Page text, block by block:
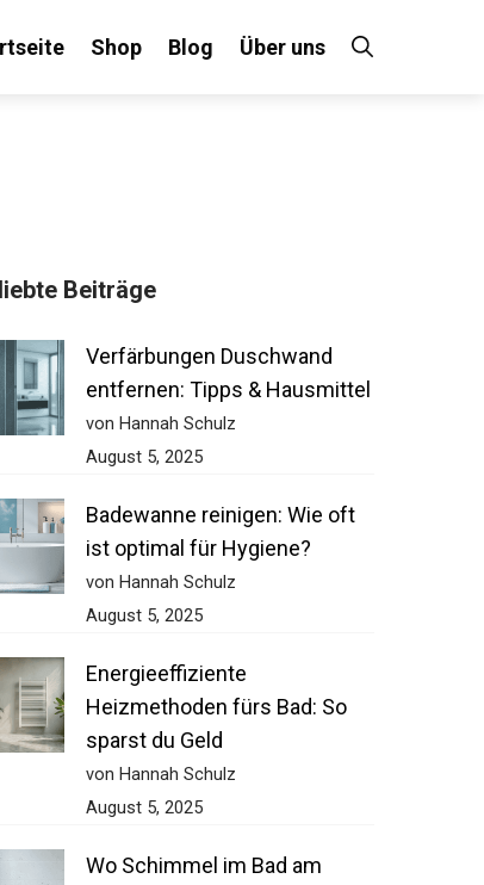
Shop Blog Über uns
Beiträge
Verfärbungen Duschwand
entfernen: Tipps & Hausmittel
von Hannah Schulz
August 5, 2025
Badewanne reinigen: Wie oft
ist optimal für Hygiene?
von Hannah Schulz
August 5, 2025
Energieeffiziente
Heizmethoden fürs Bad: So
sparst du Geld
von Hannah Schulz
August 5, 2025
Wo Schimmel im Bad am